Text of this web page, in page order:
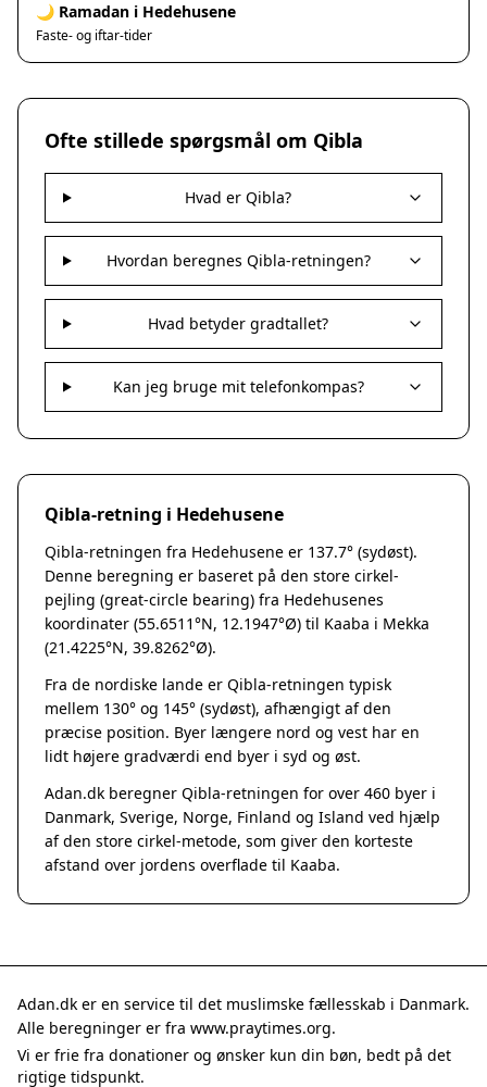
Hundested
Kalundborg
Korsør
Nykøbing Sjælland
Præstø
Sorø
Stege
Svendstrup
Vordingborg
Assens
Bogense
Faaborg
Kerteminde
Middelfart
Munkebo
Ringe
Rudkøbing
Ebeltoft
Galten
Grenaa
Hedensted
Hinnerup
Hobro
Mariager
Odder
Purhus
Rønde
Tranbjerg
Trustrup
Billund
🌙 Ramadan i Hedehusene
Faste- og iftar-tider
Ofte stillede spørgsmål om Qibla
Hvad er Qibla?
Hvordan beregnes Qibla-retningen?
Hvad betyder gradtallet?
Kan jeg bruge mit telefonkompas?
Qibla-retning i Hedehusene
Qibla-retningen fra Hedehusene er 137.7° (sydøst).
Denne beregning er baseret på den store cirkel-
pejling (great-circle bearing) fra Hedehusenes
koordinater (55.6511°N, 12.1947°Ø) til Kaaba i Mekka
(21.4225°N, 39.8262°Ø).
Fra de nordiske lande er Qibla-retningen typisk
mellem 130° og 145° (sydøst), afhængigt af den
præcise position. Byer længere nord og vest har en
lidt højere gradværdi end byer i syd og øst.
Adan.dk beregner Qibla-retningen for over 460 byer i
Danmark, Sverige, Norge, Finland og Island ved hjælp
af den store cirkel-metode, som giver den korteste
afstand over jordens overflade til Kaaba.
Adan.dk er en service til det muslimske fællesskab i Danmark.
Alle beregninger er fra www.praytimes.org.
Vi er frie fra donationer og ønsker kun din bøn, bedt på det
rigtige tidspunkt.